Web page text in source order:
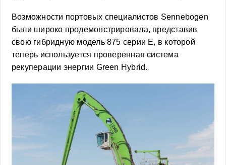
Возможности портовых специалистов Sennebogen
были широко продемонстрировала, представив
свою гибридную модель 875 серии E, в которой
теперь используется проверенная система
рекуперации энергии Green Hybrid.